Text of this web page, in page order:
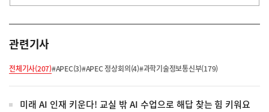
관련기사
전체기사(207)#APEC(3)#APEC 정상회의(4)#과학기술정보통신부(179)
미래 AI 인재 키운다! 교실 밖 AI 수업으로 해답 찾는 힘 키워요